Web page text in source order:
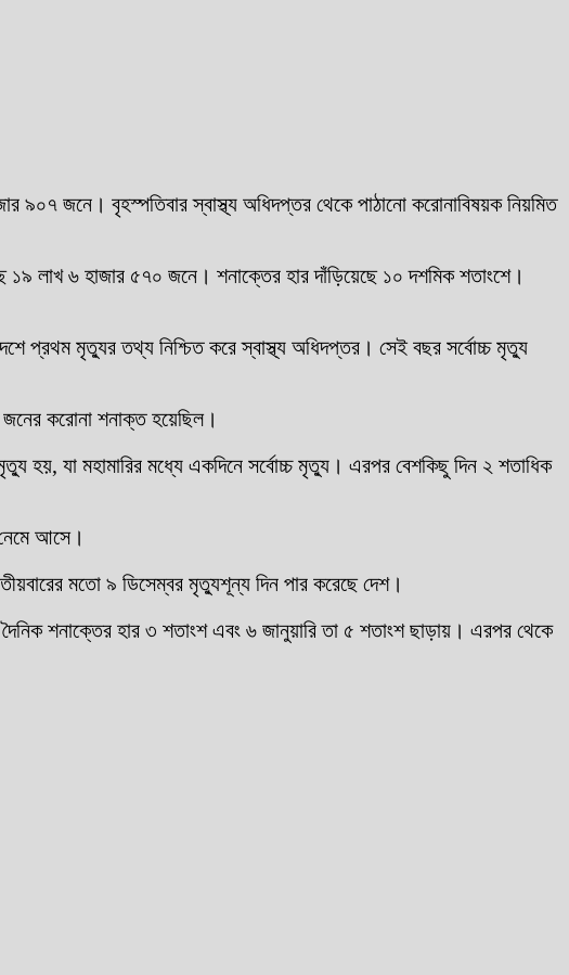
জনে। বৃহস্পতিবার স্বাস্থ্য অধিদপ্তর থেকে পাঠানো করোনাবিষয়ক নিয়মিত
লাখ ৬ হাজার ৫৭০ জনে। শনাক্তের হার দাঁড়িয়েছে ১০ দশমিক শতাংশে।
প্রথম মৃত্যুর তথ্য নিশ্চিত করে স্বাস্থ্য অধিদপ্তর। সেই বছর সর্বোচ্চ মৃত্যু
জনের করোনা শনাক্ত হয়েছিল।
যা মহামারির মধ্যে একদিনে সর্বোচ্চ মৃত্যু। এরপর বেশকিছু দিন ২ শতাধিক
আসে।
মতো ৯ ডিসেম্বর মৃত্যুশূন্য দিন পার করেছে দেশ।
শনাক্তের হার ৩ শতাংশ এবং ৬ জানুয়ারি তা ৫ শতাংশ ছাড়ায়। এরপর থেকে